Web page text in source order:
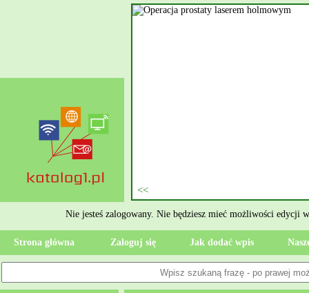
rzetelne układanie płytek
Rzeszów i dbamy o to,
gdy Twoja przestrzeń
przywracając ponownie
Nie jesteś zalogowany. Nie będziesz mieć możliwości edycji
Strona główna Zaloguj się Jak dodać wpis